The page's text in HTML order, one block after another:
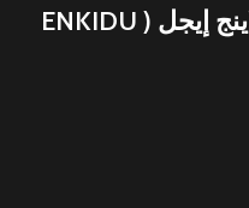
حذاء تزلج بعجلات ماركة فلاينج إيجل ( ENKIDU